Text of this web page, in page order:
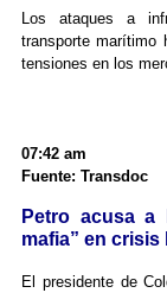
Los ataques a
transporte marítimo
tensiones en los
07:42 am
Fuente: Transdoc
Petro acusa a
mafia” en crisis
El presidente de